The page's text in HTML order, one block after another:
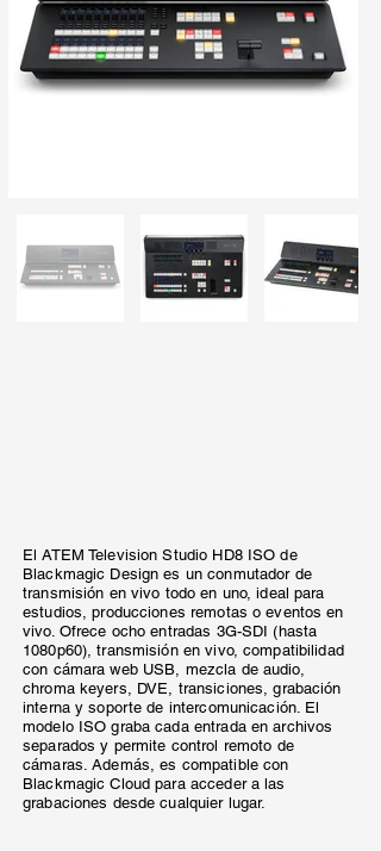
El ATEM Television Studio HD8 ISO de
Blackmagic Design es un conmutador de
transmisión en vivo todo en uno, ideal para
estudios, producciones remotas o eventos en
vivo. Ofrece ocho entradas 3G-SDI (hasta
1080p60), transmisión en vivo, compatibilidad
con cámara web USB, mezcla de audio,
chroma keyers, DVE, transiciones, grabación
interna y soporte de intercomunicación. El
modelo ISO graba cada entrada en archivos
separados y permite control remoto de
cámaras. Además, es compatible con
Blackmagic Cloud para acceder a las
grabaciones desde cualquier lugar.